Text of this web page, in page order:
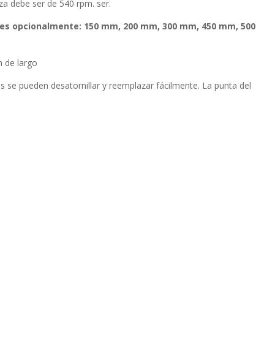
debe ser de 540 rpm. ser.
opcionalmente: 150 mm, 200 mm, 300 mm, 450 mm, 500
de largo
se pueden desatornillar y reemplazar fácilmente. La punta del